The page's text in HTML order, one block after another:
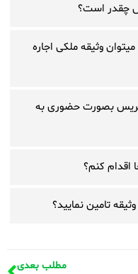
چقدر است؟
وثیقه ملکی اجاره
بریس بصورت حضوری به
اقدام کنم؟
تامین نمایید؟
مطلب بعدی